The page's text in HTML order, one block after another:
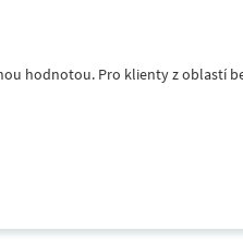
hodnotou. Pro klienty z oblastí